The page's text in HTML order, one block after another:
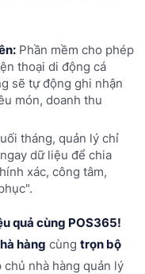
Phần mềm cho phép
thoại di động cá
sẽ tự động ghi nhận
món, doanh thu
tháng, quản lý chỉ
dữ liệu để chia
xác, công tâm,
quả cùng POS365!
hàng cùng trọn bộ
chủ nhà hàng quản lý